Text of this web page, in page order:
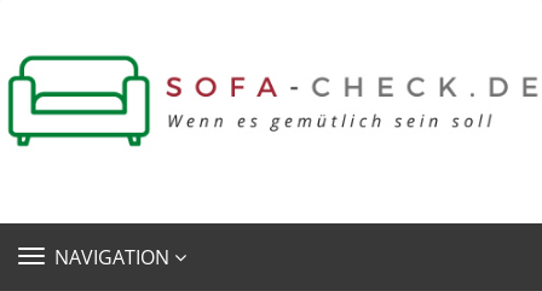
TOGGLE
NAVIGATION